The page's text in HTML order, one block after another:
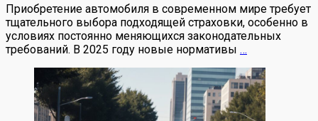
Приобретение автомобиля в современном мире требует
тщательного выбора подходящей страховки, особенно в
условиях постоянно меняющихся законодательных
требований. В 2025 году новые нормативы …